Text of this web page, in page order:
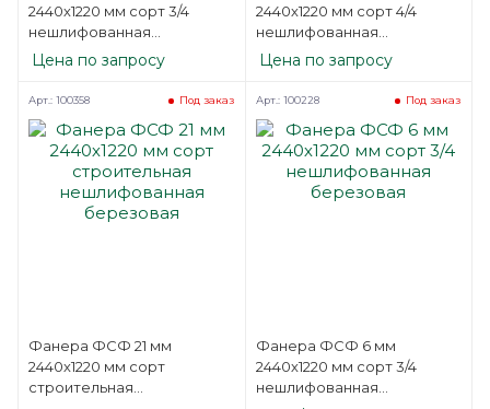
2440х1220 мм сорт 3/4
нешлифованная
березовая
Цена по запросу
2440х1220 мм сорт 4/4
нешлифованная
березовая
Цена по запросу
Фанера ФСФ 21 мм
2440х1220 мм сорт
строительная
Под заказ
Арт.: 100358
Фанера ФСФ 6 мм
2440х1220 мм сорт 3/4
нешлифованная
Под заказ
Арт.: 100228